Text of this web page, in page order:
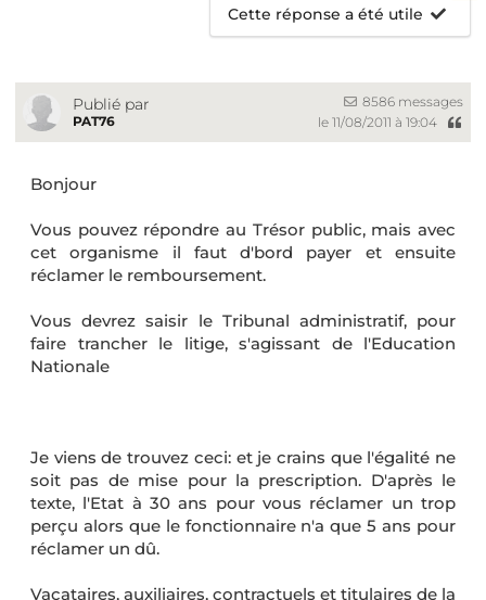
Cette réponse a été utile
Publié par
PAT76
8586 messages
le 11/08/2011 à 19:04
Bonjour
Vous pouvez répondre au Trésor public, mais avec
cet organisme il faut d'bord payer et ensuite
réclamer le remboursement.
Vous devrez saisir le Tribunal administratif, pour
faire trancher le litige, s'agissant de l'Education
Nationale
Je viens de trouvez ceci: et je crains que l'égalité ne
soit pas de mise pour la prescription. D'après le
texte, l'Etat à 30 ans pour vous réclamer un trop
perçu alors que le fonctionnaire n'a que 5 ans pour
réclamer un dû.
Vacataires, auxiliaires, contractuels et titulaires de la